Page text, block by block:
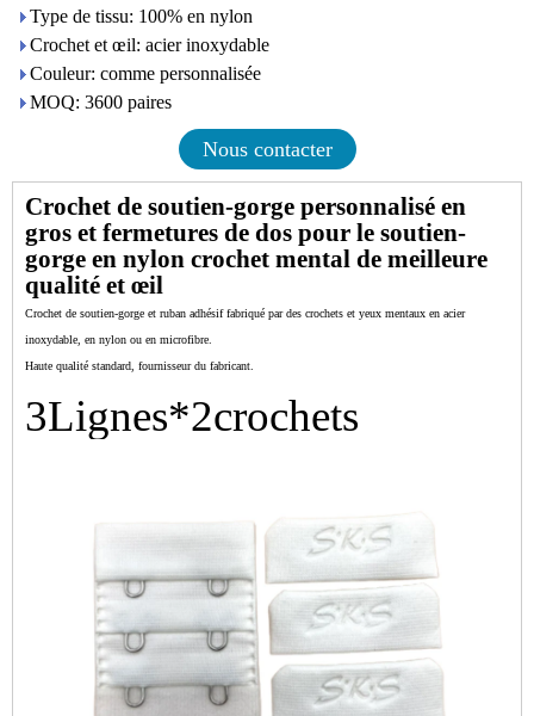
Type de tissu: 100% en nylon
Crochet et œil: acier inoxydable
Couleur: comme personnalisée
MOQ: 3600 paires
Nous contacter
Crochet de soutien-gorge personnalisé en
gros et fermetures de dos pour le soutien-
gorge en nylon crochet mental de meilleure
qualité et œil
Crochet de soutien-gorge et ruban adhésif fabriqué par des crochets et yeux mentaux en acier
inoxydable, en nylon ou en microfibre.
Haute qualité standard, fournisseur du fabricant.
3Lignes*2crochets